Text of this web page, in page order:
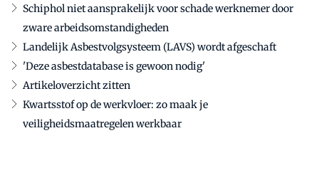
Schiphol niet aansprakelijk voor schade werknemer door
zware arbeidsomstandigheden
Landelijk Asbestvolgsysteem (LAVS) wordt afgeschaft
'Deze asbestdatabase is gewoon nodig'
Artikeloverzicht zitten
Kwartsstof op de werkvloer: zo maak je
veiligheidsmaatregelen werkbaar